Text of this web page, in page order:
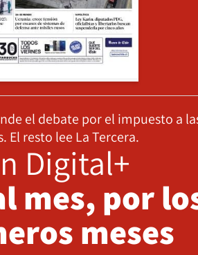
el debate por el impuesto a
El resto lee La Tercera.
Digital+
mes, por
meses